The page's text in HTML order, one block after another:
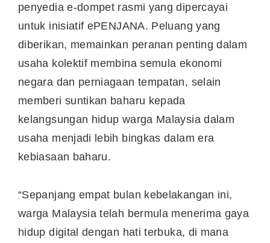
penyedia e-dompet rasmi yang dipercayai
untuk inisiatif ePENJANA. Peluang yang
diberikan, memainkan peranan penting dalam
usaha kolektif membina semula ekonomi
negara dan perniagaan tempatan, selain
memberi suntikan baharu kepada
kelangsungan hidup warga Malaysia dalam
usaha menjadi lebih bingkas dalam era
kebiasaan baharu.
“Sepanjang empat bulan kebelakangan ini,
warga Malaysia telah bermula menerima gaya
hidup digital dengan hati terbuka, di mana